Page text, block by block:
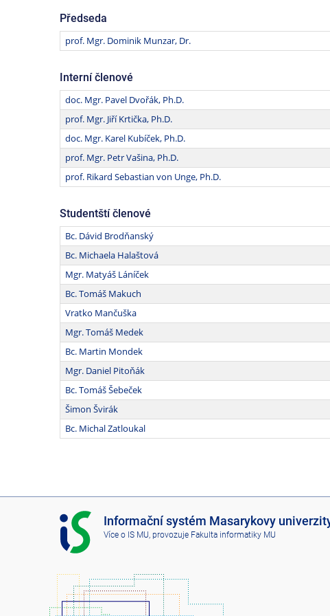
Předseda
prof. Mgr. Dominik Munzar, Dr.
Interní členové
doc. Mgr. Pavel Dvořák, Ph.D.
prof. Mgr. Jiří Krtička, Ph.D.
doc. Mgr. Karel Kubíček, Ph.D.
prof. Mgr. Petr Vašina, Ph.D.
prof. Rikard Sebastian von Unge, Ph.D.
Studentští členové
Bc. Dávid Brodňanský
Bc. Michaela Halaštová
Mgr. Matyáš Láníček
Bc. Tomáš Makuch
Vratko Mančuška
Mgr. Tomáš Medek
Bc. Martin Mondek
Mgr. Daniel Pitoňák
Bc. Tomáš Šebeček
Šimon Švirák
Bc. Michal Zatloukal
I
S
M
Informační systém Masarykovy
Více o IS MU, provozuje Fakulta informatiky MU